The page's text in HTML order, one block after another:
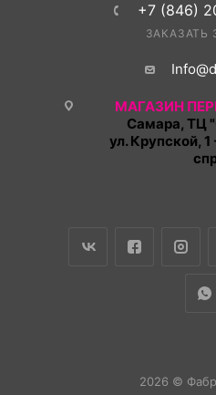
+7 (846)
ЗАКАЗАТЬ
МАГАЗИН
Самара, ТЦ
ул. Крупской,
2026 ©